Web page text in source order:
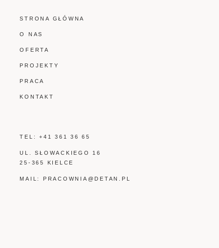
STRONA GŁÓWNA
O NAS
OFERTA
PROJEKTY
PRACA
KONTAKT
TEL:+41 361 36 65
UL. SŁOWACKIEGO 16
25-365 KIELCE
MAIL: PRACOWNIA@DETAN.PL